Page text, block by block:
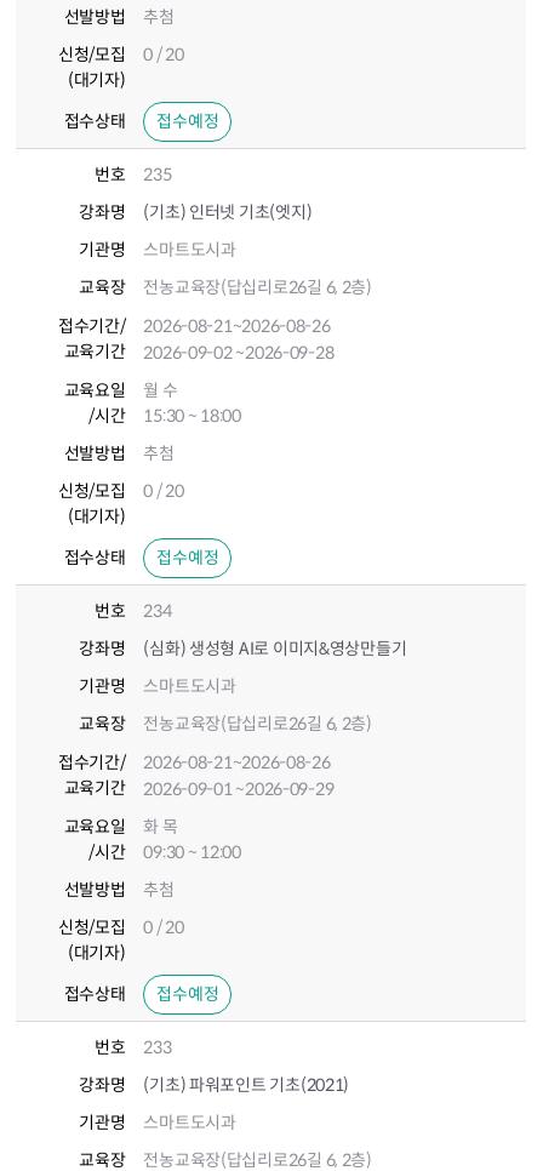
선발방법
추첨
신청/모집
(대기자)
0 / 20
접수상태 접수예정
번호
235
강좌명
(기초) 인터넷 기초(엣지)
기관명
스마트도시과
교육장
전농교육장(답십리로26길 6, 2층)
접수기간/
교육기간
2026-08-21~2026-08-26
2026-09-02~2026-09-28
교육요일
/시간
월 수
15:30 ~ 18:00
선발방법
추첨
신청/모집
(대기자)
0 / 20
접수상태 접수예정
번호
234
강좌명
(심화) 생성형 AI로 이미지&영상만들기
기관명
스마트도시과
교육장
전농교육장(답십리로26길 6, 2층)
접수기간/
교육기간
2026-08-21~2026-08-26
2026-09-01~2026-09-29
교육요일
/시간
화 목
09:30 ~ 12:00
선발방법
추첨
신청/모집
(대기자)
0 / 20
접수상태 접수예정
번호
233
강좌명
(기초) 파워포인트 기초(2021)
기관명
스마트도시과
교육장
전농교육장(답십리로26길 6, 2층)